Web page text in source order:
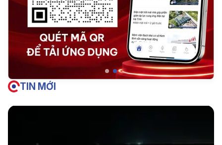
TIN MỚI